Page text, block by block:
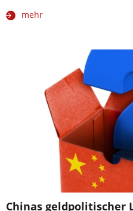
mehr
Chinas geldpolitischer